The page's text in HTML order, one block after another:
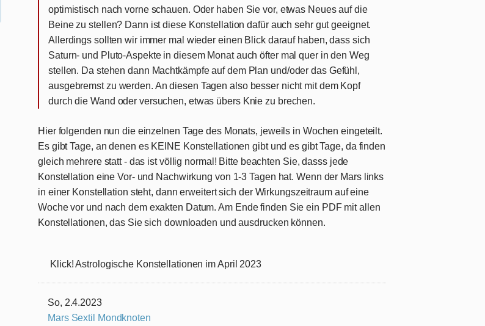
optimistisch nach vorne schauen. Oder haben Sie vor, etwas Neues auf die
Beine zu stellen? Dann ist diese Konstellation dafür auch sehr gut geeignet.
Allerdings sollten wir immer mal wieder einen Blick darauf haben, dass sich
Saturn- und Pluto-Aspekte in diesem Monat auch öfter mal quer in den Weg
stellen. Da stehen dann Machtkämpfe auf dem Plan und/oder das Gefühl,
ausgebremst zu werden. An diesen Tagen also besser nicht mit dem Kopf
durch die Wand oder versuchen, etwas übers Knie zu brechen.
Hier folgenden nun die einzelnen Tage des Monats, jeweils in Wochen eingeteilt.
Es gibt Tage, an denen es KEINE Konstellationen gibt und es gibt Tage, da finden
gleich mehrere statt - das ist völlig normal! Bitte beachten Sie, dasss jede
Konstellation eine Vor- und Nachwirkung von 1-3 Tagen hat. Wenn der Mars links
in einer Konstellation steht, dann erweitert sich der Wirkungszeitraum auf eine
Woche vor und nach dem exakten Datum. Am Ende finden Sie ein PDF mit allen
Konstellationen, das Sie sich downloaden und ausdrucken können.
Klick! Astrologische Konstellationen im April 2023
So, 2.4.2023
Mars Sextil Mondknoten